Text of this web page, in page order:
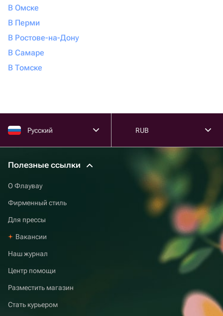
В Омске
В Перми
В Ростове-на-Дону
В Самаре
В Томске
Русский RUB
Полезные ссылки
О Флаувау
Фирменный стиль
Для прессы
Вакансии
Наш журнал
Центр помощи
Разместить магазин
Стать курьером